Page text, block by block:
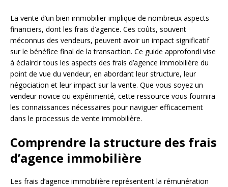
La vente d’un bien immobilier implique de nombreux aspects
financiers, dont les frais d’agence. Ces coûts, souvent
méconnus des vendeurs, peuvent avoir un impact significatif
sur le bénéfice final de la transaction. Ce guide approfondi vise
à éclaircir tous les aspects des frais d’agence immobilière du
point de vue du vendeur, en abordant leur structure, leur
négociation et leur impact sur la vente. Que vous soyez un
vendeur novice ou expérimenté, cette ressource vous fournira
les connaissances nécessaires pour naviguer efficacement
dans le processus de vente immobilière.
Comprendre la structure des frais
d’agence immobilière
Les frais d’agence immobilière représentent la rémunération